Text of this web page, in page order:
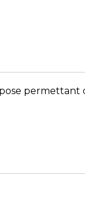
permettant